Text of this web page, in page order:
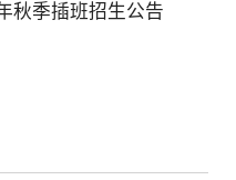
秋季插班招生公告